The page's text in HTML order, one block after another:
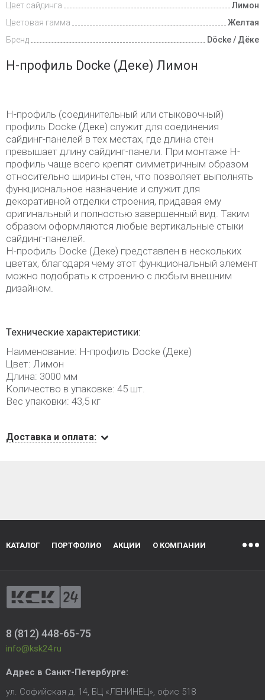
Цвет сайдинга
Лимон
Цветовая гамма
Желтая
Бренд
Döcke / Дёке
H-профиль Docke (Деке) Лимон
H-профиль (соединительный или стыковочный)
профиль Docke (Деке) служит для соединения
сайдинг-панелей в тех местах, где длина стен
превышает длину сайдинг-панели. При монтаже H-
профиль чаще всего крепят симметричным образом
относительно ширины стен, что позволяет выполнять
функциональное назначение и служит для
декоративной отделки строения, придавая ему
оригинальный и полностью завершенный вид. Таким
образом оформляются любые вертикальные стыки
сайдинг-панелей.
H-профиль Docke (Деке) представлен в нескольких
цветах, благодаря чему этот функциональный элемент
можно подобрать к строению с любым внешним
дизайном.
Технические характеристики:
Наименование: H-профиль Docke (Деке)
Цвет: Лимон
Длина: 3000 мм
Количество в упаковке: 45 шт.
Вес упаковки: 43,5 кг
Доставка и оплата:
КАТАЛОГ ПОРТФОЛИО АКЦИИ О КОМПАНИИ
8 (812) 448-65-75
info@ksk24.ru
Адрес в Санкт-Петербурге:
ул. Софийская д. 14, БЦ «ЛЕНИНЕЦ», офис 518